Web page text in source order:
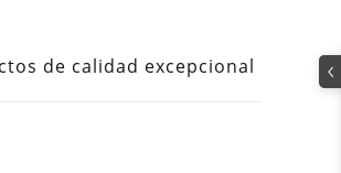
de calidad excepcional